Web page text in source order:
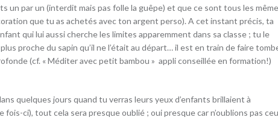
un par un (interdit mais pas folle la guêpe) et que ce sont tous les
que tu as achetés avec ton argent perso). A cet instant précis, ta
qui lui aussi cherche les limites apparemment dans sa classe ; tu le
proche du sapin qu’il ne l’était au départ… il est en train de faire
(cf. « Méditer avec petit bambou » appli conseillée en formation!)
quelques jours quand tu verras leurs yeux d’enfants brillaient à
fois-ci), tout cela sera presque oublié ; oui presque car n’oublions pas